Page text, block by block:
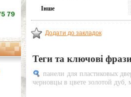
Інше
Додати до закладок
Теги та ключові
панели для пластиковых
черновцы в цвете золотой дуб